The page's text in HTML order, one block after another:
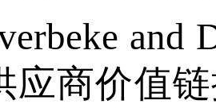
and
应商价值